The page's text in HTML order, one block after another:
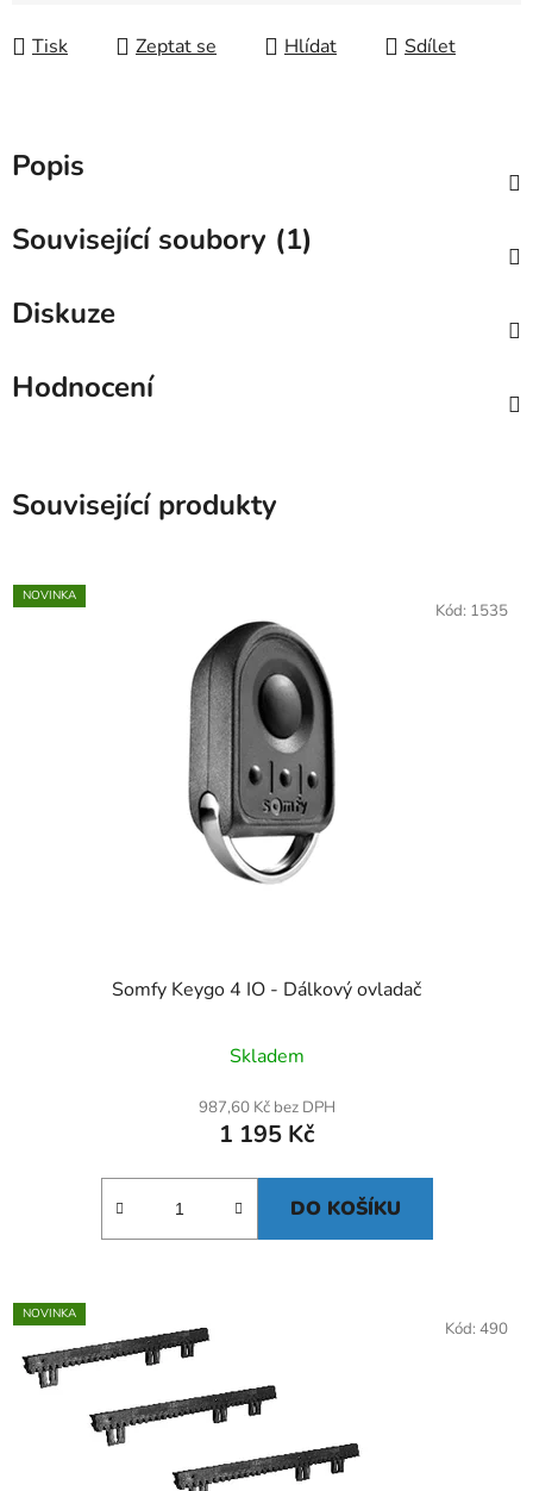
Tisk Zeptat se Hlídat Sdílet
Popis
Související soubory (1)
Diskuze
Hodnocení
Související produkty
NOVINKA
Somfy Keygo 4 IO - Dálkový ovladač
Skladem
987,60 Kč bez DPH
1 195 Kč
DO KOŠÍKU
Kód: 1535
NOVINKA
Kód: 490